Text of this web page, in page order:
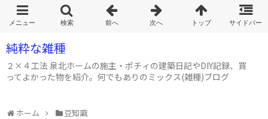
純粋な雑種
２×４工法 泉北ホームの施主・ポチィの建築日記やDIY記録、買
ってよかった物を紹介。何でもありのミックス(雑種)ブログ
ホーム 豆知識